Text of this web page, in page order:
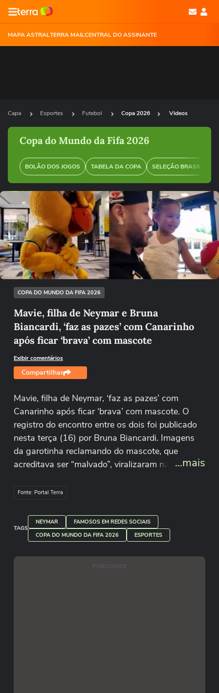
MAPA ASTRALTERRA MAILCENTRAL DO ASSINANTE
Capa Esportes Futebol Copa 2026 Videos
Copa do Mundo da Fifa 2026
BOLÃO DOS JOGOS TABELA DA COPA SELEÇÃO BRASILEIRA
Ops!
Não foi possível reproduzir o vídeo
Tentar novamente
COPA DO MUNDO DA FIFA 2026
Mavie, filha de Neymar e Bruna
Biancardi, ‘faz as pazes’ com Canarinho
após ficar ‘brava’ com mascote
Exibir comentários
Compartilhar
Mavie, filha de Neymar, ‘faz as pazes’ com
Canarinho após ficar ‘brava’ com mascote. O
registro do encontro entre os dois foi publicado
nesta terça (16) por Bruna Biancardi. Imagens
da garotinha reclamando do mascote, que
acreditava ser “malvado”, viralizaram nas redes.
esta semana na ‘conciliação’ da dupla.
...mais
Fonte: Portal Terra
TAGS
NEYMAR
FAMOSOS EM REDES SOCIAIS
COPA DO MUNDO DA FIFA 2026
ESPORTES
PUBLICIDADE